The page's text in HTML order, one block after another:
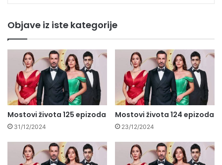
Objave iz iste kategorije
Mostovi života 125 epizoda
31/12/2024
Mostovi života 124 epizoda
23/12/2024